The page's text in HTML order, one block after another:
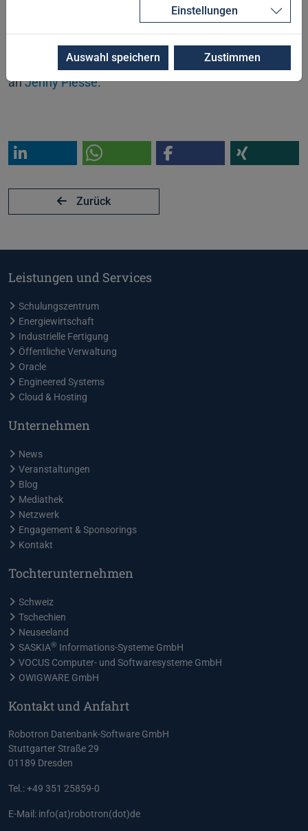
werden - mögliche Gründe: Start-Datum der
Veranstaltung ist bereits erreicht, Anmeldefrist oder
max. Anzahl Teilnehmer überschritten. Fragen zur
Veranstaltung oder Anmeldung richten Sie bitte gern
anJenny Plesse.
Zurück
Leistungen und Services
Schulungszentrum
Energiewirtschaft
Industrielle Fertigung
Öffentliche Verwaltung
Oracle
Engineered Systems
Cloud & Hosting
Unternehmen
News
Veranstaltungen
Blog
Mediathek
Netzwerk
Engagement & Sponsorings
Kontakt
Tochterunternehmen
Schweiz
Tschechien
Neuseeland
SASKIA® Informations-Systeme GmbH
VOCUS Computer- und Softwaresysteme GmbH
OWIGWARE GmbH
Kontakt und Anfahrt
Robotron Datenbank-Software GmbH
Stuttgarter Straße 29
01189 Dresden
Tel.: +49 351 25859-0
E-Mail: info(at)robotron(dot)de
Einstellungen
Auswahl speichern Zustimmen